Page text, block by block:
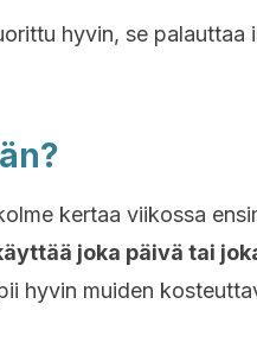
hyvin, se palauttaa
kertaa viikossa
joka päivä tai
hyvin muiden